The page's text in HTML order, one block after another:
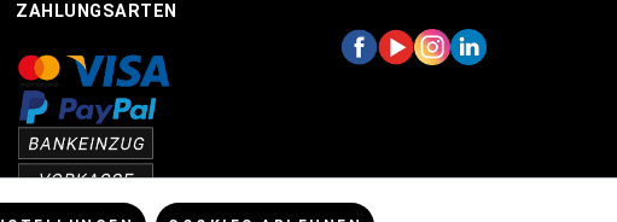
ZAHLUNGSARTEN